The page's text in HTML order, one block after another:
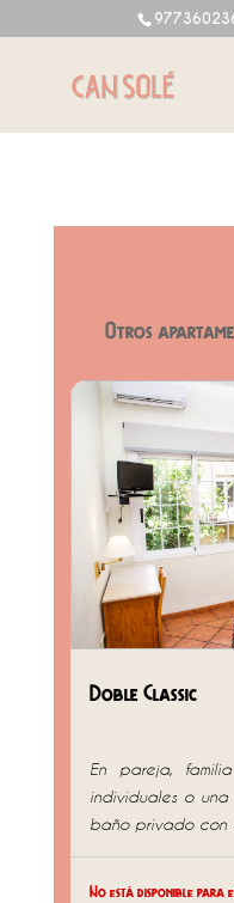
Otros
Doble Classic
En pareja,
individuales o
baño privado con
No está disponible para